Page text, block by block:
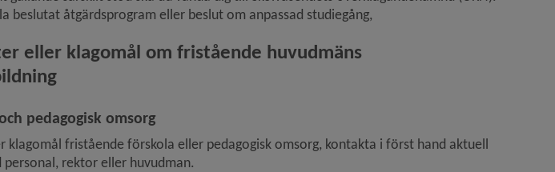
beslutat åtgärdsprogram eller beslut om anpassad studiegång,
eller klagomål om fristående huvudmäns
pedagogisk omsorg
klagomål fristående förskola eller pedagogisk omsorg, kontakta i först hand aktuell
rektor eller huvudman.